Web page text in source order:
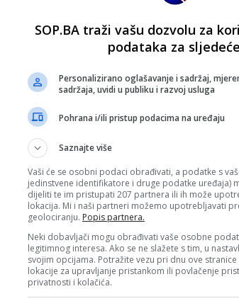
SOP.BA traži vašu dozvolu za
podataka za
Personalizirano oglašavanje i sadržaj,
sadržaja, uvidi u publiku i razvoj usluga
Pohrana i/ili pristup podacima na uređaju
Saznajte više
Vaši će se osobni podaci obrađivati, a podatke s
jedinstvene identifikatore i druge podatke uređaja)
dijeliti te im pristupati 207 partnera ili ih može
lokacija. Mi i naši partneri možemo upotrebljavati
geolociranju. Popis partnera.
Neki dobavljači mogu obrađivati vaše osobne
legitimnog interesa. Ako se ne slažete s tim, u
svojim opcijama. Potražite vezu pri dnu ove
lokacije za upravljanje pristankom ili povlačenje
privatnosti i kolačića.